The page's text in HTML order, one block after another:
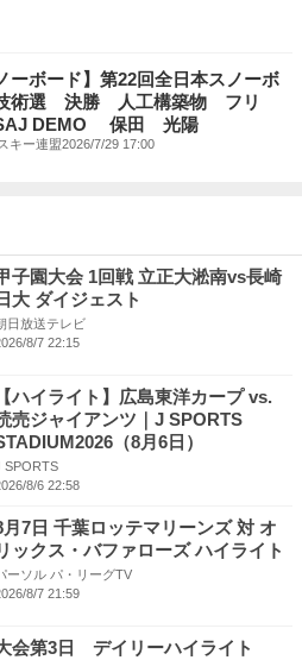
ーボード】第22回全日本スノーボ
術選 決勝 人工構築物 フリ
DEMO 保田 光陽
キー連盟2026/7/29 17:00
子園大会 1回戦 立正大淞南vs長崎
日大 ダイジェスト
日放送テレビ
8/7 22:15
【ハイライト】広島東洋カープ vs.
売ジャイアンツ｜J SPORTS
（8月6日）
SPORTS
8/6 22:58
月7日 千葉ロッテマリーンズ 対 オ
ックス・バファローズ ハイライト
ーソル パ・リーグTV
8/7 21:59
会第3日 デイリーハイライト